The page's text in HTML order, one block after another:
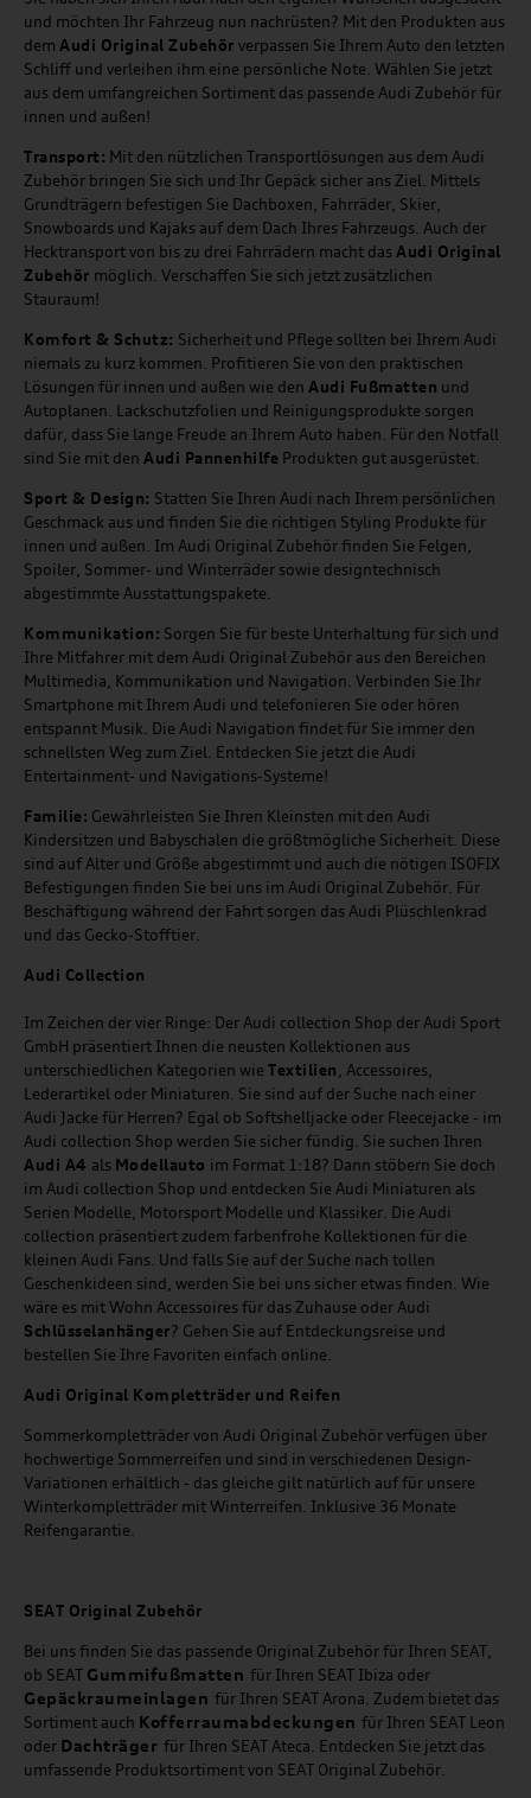
und möchten Ihr Fahrzeug nun nachrüsten? Mit den Produkten aus
dem Audi Original Zubehör verpassen Sie Ihrem Auto den letzten
Schliff und verleihen ihm eine persönliche Note. Wählen Sie jetzt
aus dem umfangreichen Sortiment das passende Audi Zubehör für
innen und außen!
Transport: Mit den nützlichen Transportlösungen aus dem Audi
Zubehör bringen Sie sich und Ihr Gepäck sicher ans Ziel. Mittels
Grundträgern befestigen Sie Dachboxen, Fahrräder, Skier,
Snowboards und Kajaks auf dem Dach Ihres Fahrzeugs. Auch der
Hecktransport von bis zu drei Fahrrädern macht das Audi Original
Zubehör möglich. Verschaffen Sie sich jetzt zusätzlichen
Stauraum!
Komfort & Schutz: Sicherheit und Pflege sollten bei Ihrem Audi
niemals zu kurz kommen. Profitieren Sie von den praktischen
Lösungen für innen und außen wie den Audi Fußmatten und
Autoplanen. Lackschutzfolien und Reinigungsprodukte sorgen
dafür, dass Sie lange Freude an Ihrem Auto haben. Für den Notfall
sind Sie mit den Audi Pannenhilfe Produkten gut ausgerüstet.
Sport & Design: Statten Sie Ihren Audi nach Ihrem persönlichen
Geschmack aus und finden Sie die richtigen Styling Produkte für
innen und außen. Im Audi Original Zubehör finden Sie Felgen,
Spoiler, Sommer- und Winterräder sowie designtechnisch
abgestimmte Ausstattungspakete.
Kommunikation: Sorgen Sie für beste Unterhaltung für sich und
Ihre Mitfahrer mit dem Audi Original Zubehör aus den Bereichen
Multimedia, Kommunikation und Navigation. Verbinden Sie Ihr
Smartphone mit Ihrem Audi und telefonieren Sie oder hören
entspannt Musik. Die Audi Navigation findet für Sie immer den
schnellsten Weg zum Ziel. Entdecken Sie jetzt die Audi
Entertainment- und Navigations-Systeme!
Familie: Gewährleisten Sie Ihren Kleinsten mit den Audi
Kindersitzen und Babyschalen die größtmögliche Sicherheit. Diese
sind auf Alter und Größe abgestimmt und auch die nötigen ISOFIX
Befestigungen finden Sie bei uns im Audi Original Zubehör. Für
Beschäftigung während der Fahrt sorgen das Audi Plüschlenkrad
und das Gecko-Stofftier.
Audi Collection
Im Zeichen der vier Ringe: Der Audi collection Shop der Audi Sport
GmbH präsentiert Ihnen die neusten Kollektionen aus
unterschiedlichen Kategorien wie Textilien , Accessoires,
Lederartikel oder Miniaturen. Sie sind auf der Suche nach einer
Audi Jacke für Herren? Egal ob Softshelljacke oder Fleecejacke - im
Audi collection Shop werden Sie sicher fündig. Sie suchen Ihren
Audi A4 als Modellauto im Format 1:18? Dann stöbern Sie doch
im Audi collection Shop und entdecken Sie Audi Miniaturen als
Serien Modelle, Motorsport Modelle und Klassiker. Die Audi
collection präsentiert zudem farbenfrohe Kollektionen für die
kleinen Audi Fans. Und falls Sie auf der Suche nach tollen
Geschenkideen sind, werden Sie bei uns sicher etwas finden. Wie
wäre es mit Wohn Accessoires für das Zuhause oder Audi
Schlüsselanhänger? Gehen Sie auf Entdeckungsreise und
bestellen Sie Ihre Favoriten einfach online.
Audi Original Kompletträder und Reifen
Sommerkompletträder von Audi Original Zubehör verfügen über
hochwertige Sommerreifen und sind in verschiedenen Design-
Variationen erhältlich - das gleiche gilt natürlich auf für unsere
Winterkompletträder mit Winterreifen. Inklusive 36 Monate
Reifengarantie.
SEAT Original Zubehör
Bei uns finden Sie das passende Original Zubehör für Ihren SEAT,
ob SEAT Gummifußmatten für Ihren SEAT Ibiza oder
Gepäckraumeinlagen für Ihren SEAT Arona. Zudem bietet das
Sortiment auch Kofferraumabdeckungen für Ihren SEAT Leon
oder Dachträger für Ihren SEAT Ateca. Entdecken Sie jetzt das
umfassende Produktsortiment von SEAT Original Zubehör.